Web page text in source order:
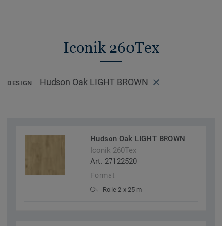
Iconik 260Tex
DESIGN Hudson Oak LIGHT BROWN
Hudson Oak LIGHT BROWN
Iconik 260Tex
Art. 27122520
Format
Rolle 2 x 25 m